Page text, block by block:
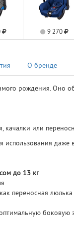
9 270
О бренде
рождения. Оно
качалки или
даже
до 13 кг
переносная
боковую